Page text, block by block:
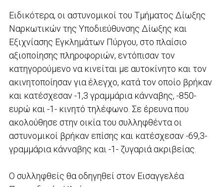
Ειδικότερα, οι αστυνομικοί του Τμήματος Δίωξης
Ναρκωτικών της Υποδιεύθυνσης Δίωξης και
Εξιχνίασης Εγκλημάτων Πύργου, στο πλαίσιο
αξιοποίησης πληροφοριών, εντόπισαν τον
κατηγορούμενο να κινείται με αυτοκίνητο και τον
ακινητοποίησαν για έλεγχο, κατά τον οποίο βρήκαν
και κατέσχεσαν -1,3 γραμμάρια κάνναβης, -850-
ευρώ και -1- κινητό τηλέφωνο. Σε έρευνα που
ακολούθησε στην οικία του συλληφθέντα οι
αστυνομικοί βρήκαν επίσης και κατέσχεσαν -69,3-
γραμμάρια κάνναβης και -1- ζυγαριά ακριβείας.
Ο συλληφθείς θα οδηγηθεί στον Εισαγγελέα